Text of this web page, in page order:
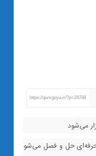
https://qomgoya.ir/?p=24788
می‌شود
حرفه‌ای حل و فصل می‌شود